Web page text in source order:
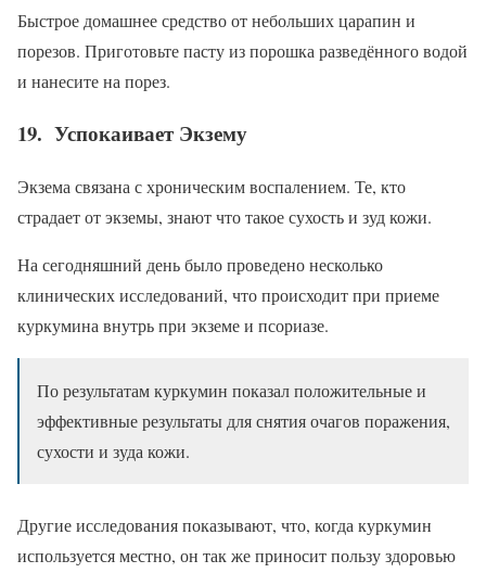
Быстрое домашнее средство от небольших царапин и
порезов. Приготовьте пасту из порошка разведённого водой
и нанесите на порез.
19. Успокаивает Экзему
Экзема связана с хроническим воспалением. Те, кто
страдает от экземы, знают что такое сухость и зуд кожи.
На сегодняшний день было проведено несколько
клинических исследований, что происходит при приеме
куркумина внутрь при экземе и псориазе.
По результатам куркумин показал положительные и
эффективные результаты для снятия очагов поражения,
сухости и зуда кожи.
Другие исследования показывают, что, когда куркумин
используется местно, он так же приносит пользу здоровью